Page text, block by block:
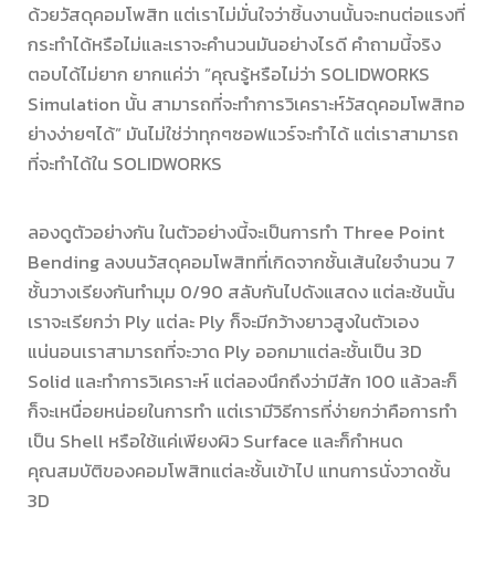
ด้วยวัสดุคอมโพสิท แต่เราไม่มั่นใจว่าชิ้นงานนั้นจะทนต่อแรงที่
กระทำได้หรือไม่และเราจะคำนวนมันอย่างไรดี คำถามนี้จริง
ตอบได้ไม่ยาก ยากแค่ว่า ”คุณรู้หรือไม่ว่า SOLIDWORKS
Simulation นั้น สามารถที่จะทำการวิเคราะห์วัสดุคอมโพสิทอ
ย่างง่ายๆได้” มันไม่ใช่ว่าทุกๆซอฟแวร์จะทำได้ แต่เราสามารถ
ที่จะทำได้ใน SOLIDWORKS
ลองดูตัวอย่างกัน ในตัวอย่างนี้จะเป็นการทำ Three Point
Bending ลงบนวัสดุคอมโพสิทที่เกิดจากชั้นเส้นใยจำนวน 7
ชั้นวางเรียงกันทำมุม 0/90 สลับกันไปดังแสดง แต่ละช้นนั้น
เราจะเรียกว่า Ply แต่ละ Ply ก็จะมีกว้างยาวสูงในตัวเอง
แน่นอนเราสามารถที่จะวาด Ply ออกมาแต่ละชั้นเป็น 3D
Solid และทำการวิเคราะห์ แต่ลองนึกถึงว่ามีสัก 100 แล้วละก็
ก็จะเหนื่อยหน่อยในการทำ แต่เรามีวิธีการที่ง่ายกว่าคือการทำ
เป็น Shell หรือใช้แค่เพียงผิว Surface และก็กำหนด
คุณสมบัติของคอมโพสิทแต่ละชั้นเข้าไป แทนการนั่งวาดชั้น
3D